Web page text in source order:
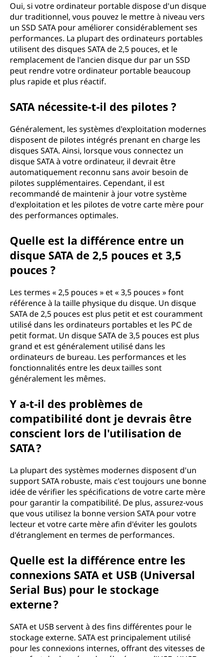
Oui, si votre ordinateur portable dispose d'un disque
dur traditionnel, vous pouvez le mettre à niveau vers
un SSD SATA pour améliorer considérablement ses
performances. La plupart des ordinateurs portables
utilisent des disques SATA de 2,5 pouces, et le
remplacement de l'ancien disque dur par un SSD
peut rendre votre ordinateur portable beaucoup
plus rapide et plus réactif.
SATA nécessite-t-il des pilotes ?
Généralement, les systèmes d'exploitation modernes
disposent de pilotes intégrés prenant en charge les
disques SATA. Ainsi, lorsque vous connectez un
disque SATA à votre ordinateur, il devrait être
automatiquement reconnu sans avoir besoin de
pilotes supplémentaires. Cependant, il est
recommandé de maintenir à jour votre système
d'exploitation et les pilotes de votre carte mère pour
des performances optimales.
Quelle est la différence entre un
disque SATA de 2,5 pouces et 3,5
pouces ?
Les termes « 2,5 pouces » et « 3,5 pouces » font
référence à la taille physique du disque. Un disque
SATA de 2,5 pouces est plus petit et est couramment
utilisé dans les ordinateurs portables et les PC de
petit format. Un disque SATA de 3,5 pouces est plus
grand et est généralement utilisé dans les
ordinateurs de bureau. Les performances et les
fonctionnalités entre les deux tailles sont
généralement les mêmes.
Y a-t-il des problèmes de
compatibilité dont je devrais être
conscient lors de l'utilisation de
SATA ?
La plupart des systèmes modernes disposent d'un
support SATA robuste, mais c'est toujours une bonne
idée de vérifier les spécifications de votre carte mère
pour garantir la compatibilité. De plus, assurez-vous
que vous utilisez la bonne version SATA pour votre
lecteur et votre carte mère afin d'éviter les goulots
d'étranglement en termes de performances.
Quelle est la différence entre les
connexions SATA et USB (Universal
Serial Bus) pour le stockage
externe ?
SATA et USB servent à des fins différentes pour le
stockage externe. SATA est principalement utilisé
pour les connexions internes, offrant des vitesses de